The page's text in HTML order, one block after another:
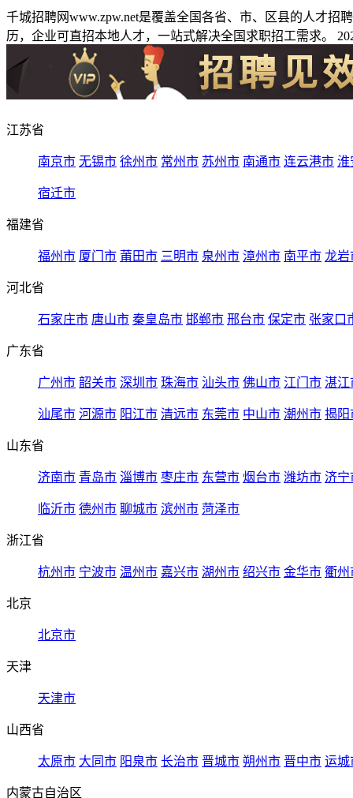
千城招聘网www.zpw.net是覆盖全国各省、市、区县的人才
历，企业可直招本地人才，一站式解决全国求职招工需求。
江苏省
南京市 无锡市 徐州市 常州市 苏州市 南通市 连云港市 淮
宿迁市
福建省
福州市 厦门市 莆田市 三明市 泉州市 漳州市 南平市 龙岩
河北省
石家庄市 唐山市 秦皇岛市 邯郸市 邢台市 保定市 张家口
广东省
广州市 韶关市 深圳市 珠海市 汕头市 佛山市 江门市 湛江
汕尾市 河源市 阳江市 清远市 东莞市 中山市 潮州市 揭阳
山东省
济南市 青岛市 淄博市 枣庄市 东营市 烟台市 潍坊市 济宁
临沂市 德州市 聊城市 滨州市 菏泽市
浙江省
杭州市 宁波市 温州市 嘉兴市 湖州市 绍兴市 金华市 衢州
北京
北京市
天津
天津市
山西省
太原市 大同市 阳泉市 长治市 晋城市 朔州市 晋中市 运城
内蒙古自治区